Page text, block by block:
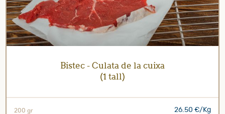
Bistec - Culata de la cuixa
(1 tall)
200 gr 26.50 €/Kg